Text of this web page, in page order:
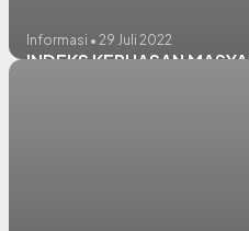
Informasi • 29 Juli 2022
INDEKS KEPUASAN